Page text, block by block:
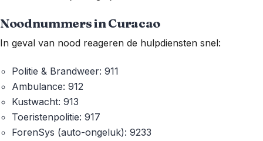
Noodnummers in Curacao
In geval van nood reageren de hulpdiensten snel:
Politie & Brandweer: 911
Ambulance: 912
Kustwacht: 913
Toeristenpolitie: 917
ForenSys (auto-ongeluk): 9233